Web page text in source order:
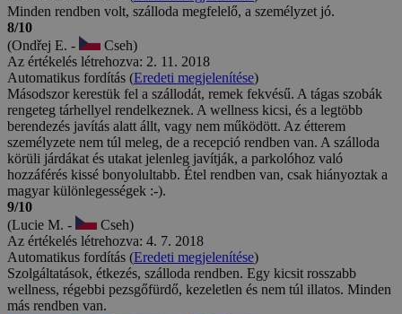
Minden rendben volt, szálloda megfelelő, a személyzet jó.
8/10
(Ondřej E. -
Cseh)
Az értékelés létrehozva: 2. 11. 2018
Automatikus fordítás (Eredeti megjelenítése)
Másodszor kerestük fel a szállodát, remek fekvésű. A tágas szobák
rengeteg tárhellyel rendelkeznek. A wellness kicsi, és a legtöbb
berendezés javítás alatt állt, vagy nem működött. Az étterem
személyzete nem túl meleg, de a recepció rendben van. A szálloda
körüli járdákat és utakat jelenleg javítják, a parkolóhoz való
hozzáférés kissé bonyolultabb. Étel rendben van, csak hiányoztak a
magyar különlegességek :-).
9/10
(Lucie M. -
Cseh)
Az értékelés létrehozva: 4. 7. 2018
Automatikus fordítás (Eredeti megjelenítése)
Szolgáltatások, étkezés, szálloda rendben. Egy kicsit rosszabb
wellness, régebbi pezsgőfürdő, kezeletlen és nem túl illatos. Minden
más rendben van.